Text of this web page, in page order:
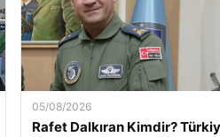
05/08/2026
Rafet Dalkıran Kimdir?